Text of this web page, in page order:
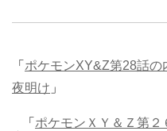
「 ポケモンXY&Z第28話
夜明け 」
「 ポケモンＸＹ＆Ｚ第２